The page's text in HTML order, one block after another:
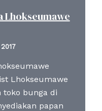
Lhokseumawe
Lhokseumawe
toko bunga di
papan